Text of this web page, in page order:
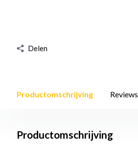
Delen
Productomschrijving Reviews
Productomschrijving